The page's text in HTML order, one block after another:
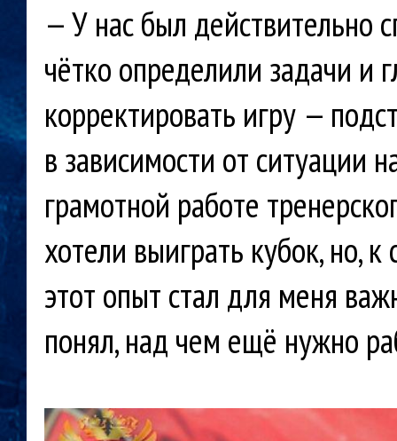
— У нас был действительно
чётко определили задачи и
корректировать игру —
в зависимости от ситуации
грамотной работе
хотели выиграть кубок, но,
этот опыт стал для меня
понял, над чем ещё нужно